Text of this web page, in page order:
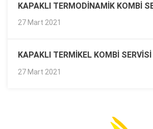
KAPAKLI TERMODINAMIK KOMBI
27 Mart 2021
KAPAKLI TERMIKEL KOMBI SERVISI
27 Mart 2021